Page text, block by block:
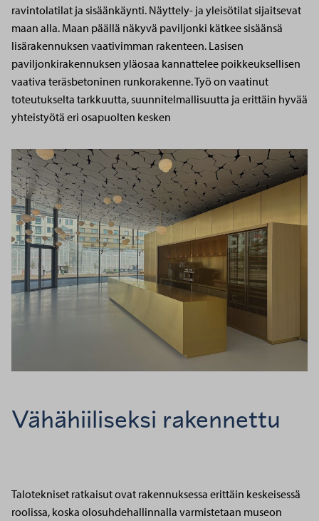
ravintolatilat ja sisäänkäynti. Näyttely- ja yleisötilat sijaitsevat
maan alla. Maan päällä näkyvä paviljonki kätkee sisäänsä
lisärakennuksen vaativimman rakenteen. Lasisen
paviljonkirakennuksen yläosaa kannattelee poikkeuksellisen
vaativa teräsbetoninen runkorakenne. Työ on vaatinut
toteutukselta tarkkuutta, suunnitelmallisuutta ja erittäin hyvää
yhteistyötä eri osapuolten kesken
Vähähiiliseksi rakennettu
Talotekniset ratkaisut ovat rakennuksessa erittäin keskeisessä
roolissa, koska olosuhdehallinnalla varmistetaan museon